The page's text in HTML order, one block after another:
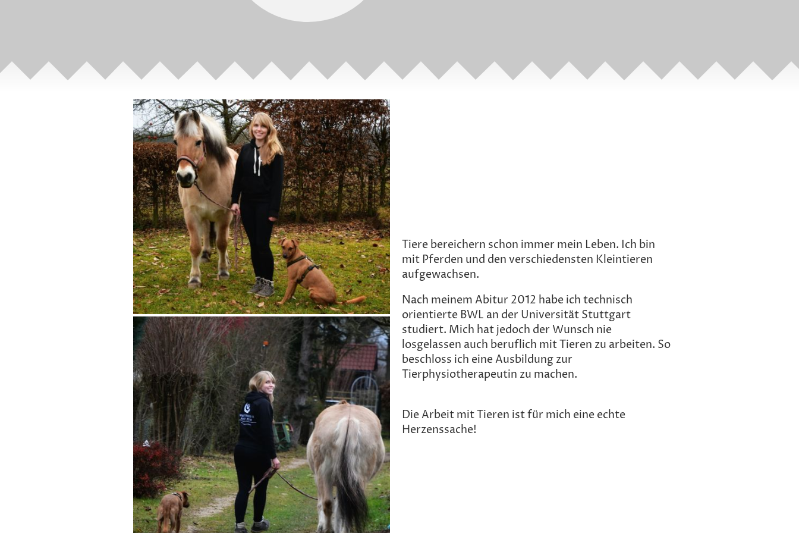
Tiere bereichern schon immer mein Leben. Ich bin
mit Pferden und den verschiedensten Kleintieren
aufgewachsen.
Nach meinem Abitur 2012 habe ich technisch
orientierte BWL an der Universität Stuttgart
studiert. Mich hat jedoch der Wunsch nie
losgelassen auch beruflich mit Tieren zu arbeiten. So
beschloss ich eine Ausbildung zur
Tierphysiotherapeutin zu machen.
Die Arbeit mit Tieren ist für mich eine echte
Herzenssache!